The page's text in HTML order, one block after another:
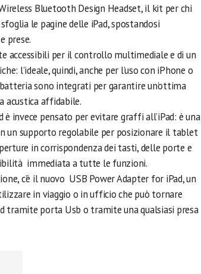
Bluetooth Design Headset, il kit per chi
le pagine delle iPad, spostandosi
prese.
accessibili per il controllo multimediale e di un
l’ideale, quindi, anche per l’uso con iPhone o
sono integrati per garantire un’ottima
acustica affidabile.
invece pensato per evitare graffi all’iPad: è una
un supporto regolabile per posizionare il tablet
in corrispondenza dei tasti, delle porte e
immediata a tutte le funzioni.
c’è il nuovo USB Power Adapter for iPad, un
in viaggio o in ufficio che può tornare
tramite porta Usb o tramite una qualsiasi presa